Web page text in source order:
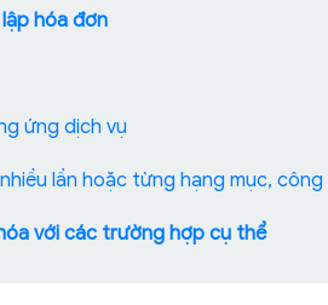
hóa đơn
ứng dịch vụ
lần hoặc từng hạng mục,
với các trường hợp cụ thể